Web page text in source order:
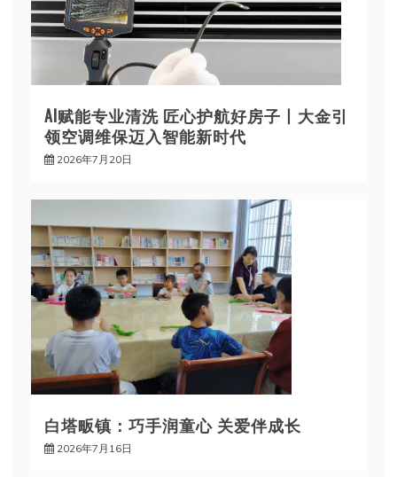
AI赋能专业清洗 匠心护航好房子丨大金引
领空调维保迈入智能新时代
2026年7月20日
白塔畈镇：巧手润童心 关爱伴成长
2026年7月16日